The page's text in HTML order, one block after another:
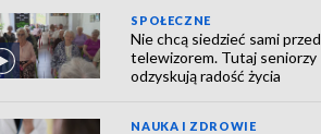
SPOŁECZNE
Nie chcą siedzieć sami przed
telewizorem. Tutaj seniorzy
odzyskują radość życia
NAUKA I ZDROWIE